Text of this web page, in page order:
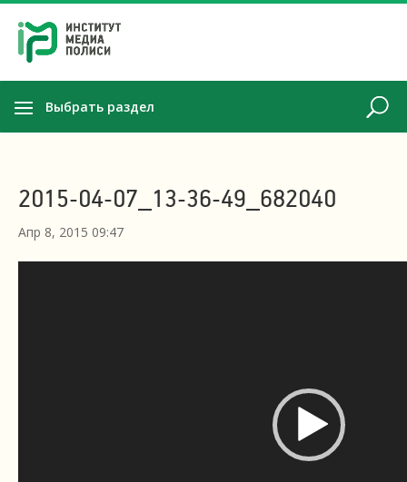
Выбрать раздел
2015-04-07_13-36-49_682040
Апр 8, 2015 09:47